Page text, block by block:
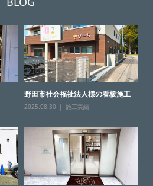
野田市社会福祉法人様の看板施工
2025.08.30 施工実績